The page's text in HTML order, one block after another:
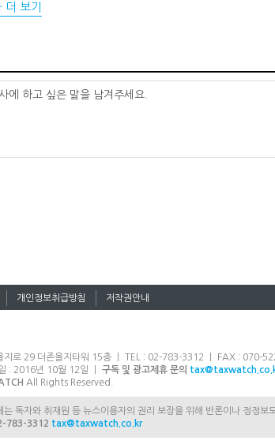
더 보기
개인정보취급방침 저작권안내
지로 29 더존을지타워 15층 ㅣ TEL : 02-783-3312 ㅣ FAX : 070-
: 2016년 10월 12일 ㅣ 구독 및 광고제휴 문의
All Rights Reserved.
는 독자와 취재원 등 뉴스이용자의 권리 보장을 위해 반론이나 정정
783-3312 tax@taxwatch.co.kr